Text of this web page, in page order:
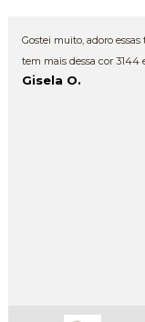
Gostei muito, adoro essas
tem mais dessa cor 3144
Gisela O.